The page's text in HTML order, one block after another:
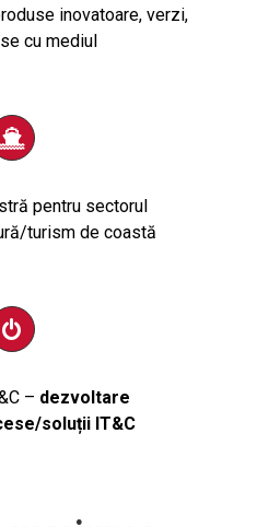
inovatoare, verzi,
cu mediul
pentru sectorul
turism de coastă
– dezvoltare
soluții IT&C